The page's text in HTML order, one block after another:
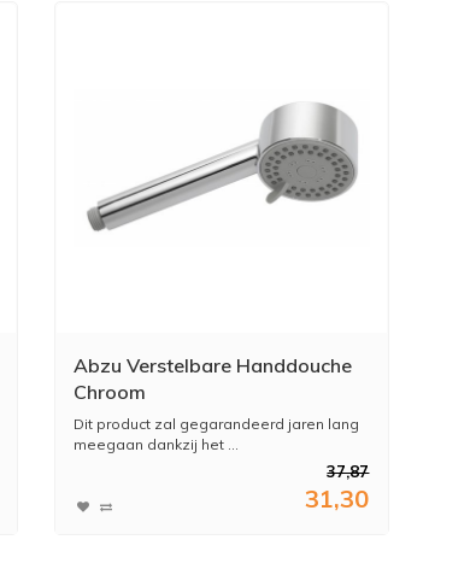
Abzu Verstelbare Handdouche
Chroom
Dit product zal gegarandeerd jaren lang
meegaan dankzij het ...
37,87
31,30